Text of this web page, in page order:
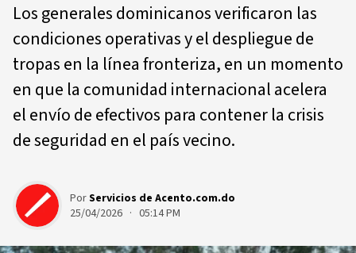
Los generales dominicanos verificaron las
condiciones operativas y el despliegue de
tropas en la línea fronteriza, en un momento
en que la comunidad internacional acelera
el envío de efectivos para contener la crisis
de seguridad en el país vecino.
PorServicios de Acento.com.do
25/04/2026 · 05:14 PM